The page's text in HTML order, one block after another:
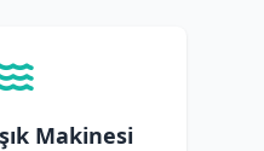
Makinesi